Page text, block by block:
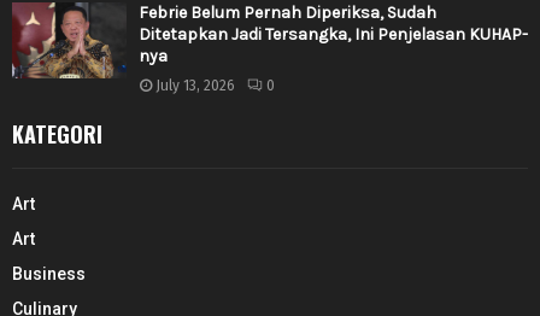
Febrie Belum Pernah Diperiksa, Sudah
Ditetapkan Jadi Tersangka, Ini Penjelasan KUHAP-
nya
July 13, 2026 0
KATEGORI
Art
Art
Business
Culinary